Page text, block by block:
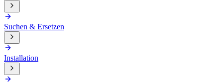
Suchen & Ersetzen
Installation